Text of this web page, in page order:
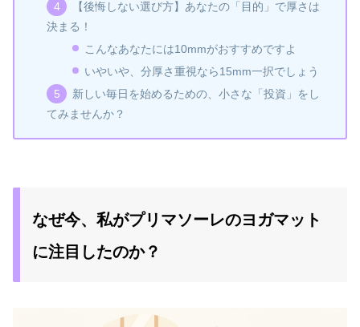
【後悔しない選び方】あなたの「目的」で厚さは
決まる！
こんなあなたには10mmがおすすめですよ
いやいや、分厚さ重視なら15mm一択でしょう
新しい毎日を始めるための、小さな「投資」をし
てみませんか？
なぜ今、私がプリマソーレのヨガマット
に注目したのか？